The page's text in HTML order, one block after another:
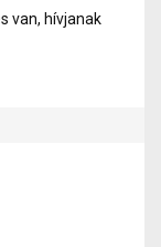
van, hívjanak